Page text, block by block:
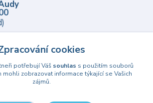
cookies
potřebují Váš souhlas s použitím souborů
mohli zobrazovat informace týkající se Vašich
zájmů.